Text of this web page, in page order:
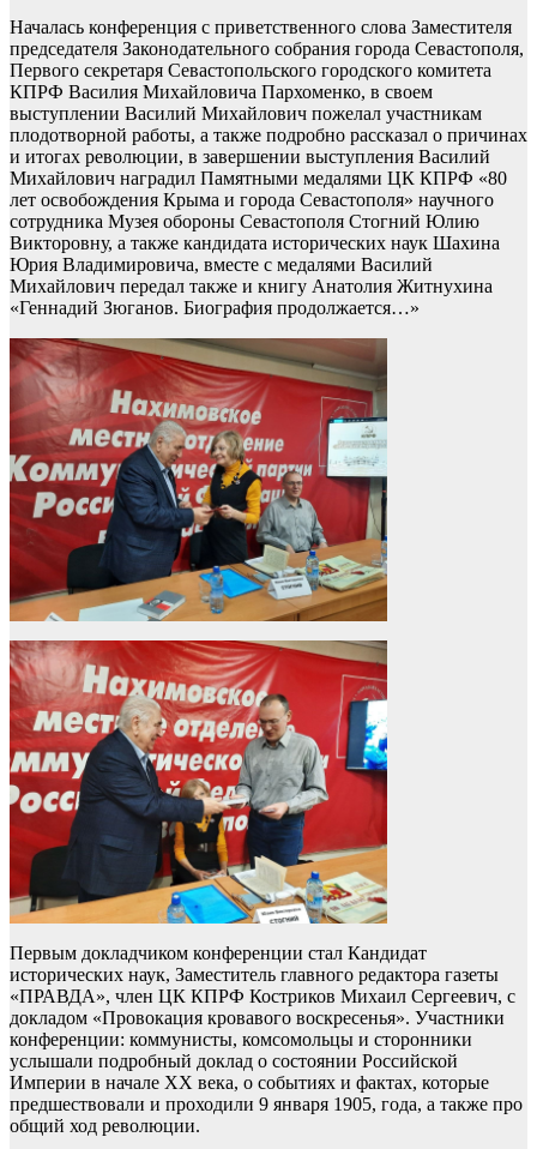
Началась конференция с приветственного слова Заместителя
председателя Законодательного собрания города Севастополя,
Первого секретаря Севастопольского городского комитета
КПРФ Василия Михайловича Пархоменко, в своем
выступлении Василий Михайлович пожелал участникам
плодотворной работы, а также подробно рассказал о причинах
и итогах революции, в завершении выступления Василий
Михайлович наградил Памятными медалями ЦК КПРФ «80
лет освобождения Крыма и города Севастополя» научного
сотрудника Музея обороны Севастополя Стогний Юлию
Викторовну, а также кандидата исторических наук Шахина
Юрия Владимировича, вместе с медалями Василий
Михайлович передал также и книгу Анатолия Житнухина
«Геннадий Зюганов. Биография продолжается…»
Первым докладчиком конференции стал Кандидат
исторических наук, Заместитель главного редактора газеты
«ПРАВДА», член ЦК КПРФ Костриков Михаил Сергеевич, с
докладом «Провокация кровавого воскресенья». Участники
конференции: коммунисты, комсомольцы и сторонники
услышали подробный доклад о состоянии Российской
Империи в начале XX века, о событиях и фактах, которые
предшествовали и проходили 9 января 1905, года, а также про
общий ход революции.